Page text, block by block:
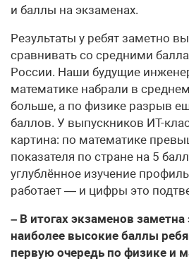
и баллы на экзаменах.
Результаты у ребят заметно
сравнивать со средними
России. Наши будущие
математике набрали в
больше, а по физике разрыв
баллов. У выпускников ИТ-
картина: по математике
показателя по стране на 5
углублённое изучение
работает — и цифры это
– В итогах экзаменов
наиболее высокие баллы
первую очередь по физике и